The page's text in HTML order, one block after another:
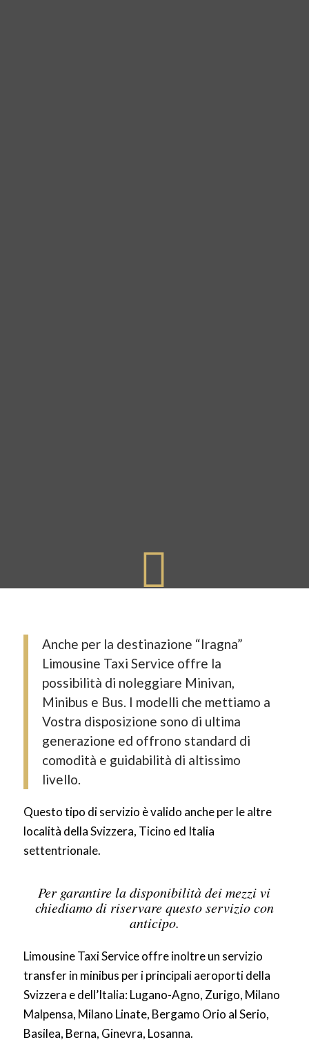
Anche per la destinazione “Iragna”
Limousine Taxi Service offre la
possibilità di noleggiare Minivan,
Minibus e Bus. I modelli che mettiamo a
Vostra disposizione sono di ultima
generazione ed offrono standard di
comodità e guidabilità di altissimo
livello.
Questo tipo di servizio è valido anche per le altre
località della Svizzera, Ticino ed Italia
settentrionale.
Per garantire la disponibilità dei mezzi vi
chiediamo di riservare questo servizio con
anticipo.
Limousine Taxi Service offre inoltre un servizio
transfer in minibus per i principali aeroporti della
Svizzera e dell’Italia: Lugano-Agno, Zurigo, Milano
Malpensa, Milano Linate, Bergamo Orio al Serio,
Basilea, Berna, Ginevra, Losanna.